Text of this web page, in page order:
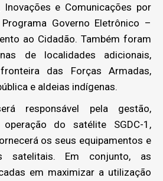
Inovações e Comunicações por
Governo Eletrônico –
ao Cidadão. Também foram
de localidades adicionais,
das Forças Armadas,
e aldeias indígenas.
responsável pela gestão,
do satélite SGDC-1,
os seus equipamentos e
satelitais. Em conjunto, as
em maximizar a utilização